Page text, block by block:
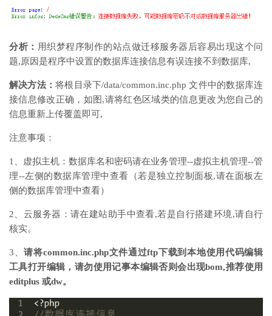
分析： 用织梦程序制作的站点做迁移服务器后容易出现这个问
题,原因是程序中设置的数据库连接信息有误连接不到数据库,
解决方法：将根目录下/data/common.inc.php 文件中的数据库连
接信息修改正确，如图,请将红色区域类的信息更改为您自己的
信息重新上传覆盖即可,
注意事项：
1、虚拟主机：数据库名和密码请在业务管理--虚拟主机管理--管
理--左侧的数据库管理中查看（若是独立控制面板,请在面板左
侧的数据库管理中查看）
2、云服务器：请在建站助手中查看,若是自行搭建环境,请自行
核实。
3、请将common.inc.php文件通过ftp下载到本地使用代码编辑
工具打开编辑，请勿使用记事本编辑否则会出现bom,推荐使用
editplus 或dw。